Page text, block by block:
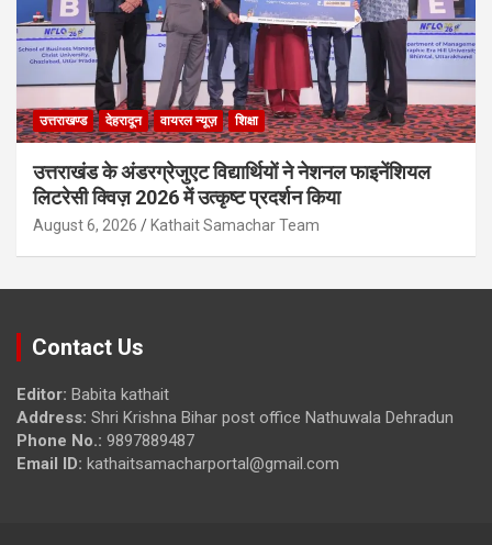
उत्तराखण्ड देहरादून वायरल न्यूज़ शिक्षा
उत्तराखंड के अंडरग्रेजुएट विद्यार्थियों ने नेशनल फाइनेंशियल
लिटरेसी क्विज़ 2026 में उत्कृष्ट प्रदर्शन किया
August 6, 2026 Kathait Samachar Team
Contact Us
Editor: Babita kathait
Address: Shri Krishna Bihar post office Nathuwala Dehradun
Phone No.: 9897889487
Email ID: kathaitsamacharportal@gmail.com